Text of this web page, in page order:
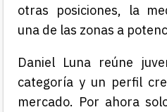
otras posiciones, la
una de las zonas a
Daniel Luna reúne
categoría y un perfil
mercado. Por ahora